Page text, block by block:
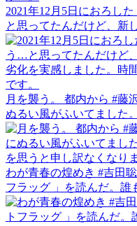
2021年12月5日におろし
と思ってたんだけど、新
月を襲う。 都内から #藤
ぬるい風がふいてました
わが青春の煌めき #吉田
フラッグ 」を読んだ。誰